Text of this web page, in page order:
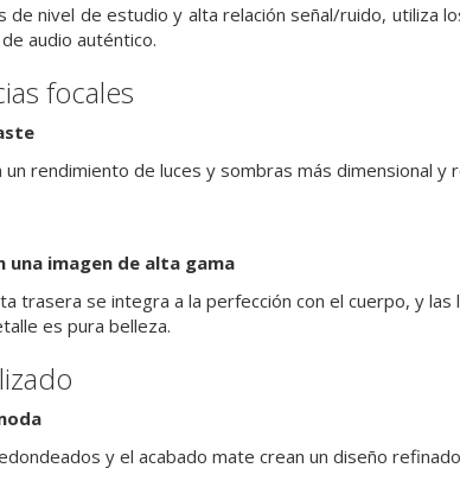
de nivel de estudio y alta relación señal/ruido, utiliza
audio auténtico.
focales
rendimiento de luces y sombras más dimensional y
una imagen de alta gama
trasera se integra a la perfección con el cuerpo, y
es pura belleza.
y el acabado mate crean un diseño